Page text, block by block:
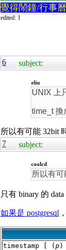
覺得鬧鐘/行事
edited: 1
6 subject:
eliu
UNIX 上
time_t 換
所以有可能 32bit
7 subject:
coolcd
所以有
只有 binary 的
如果是 postgresql
timestamp [ ( p)